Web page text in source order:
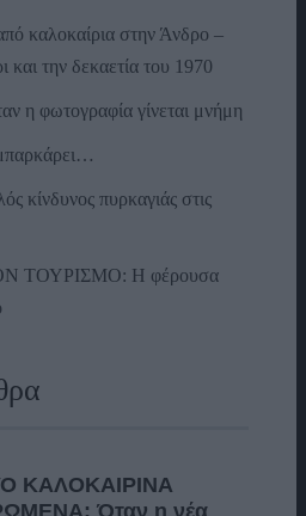
καλοκαίρια στην Άνδρο –
και την δεκαετία του 1970
φωτογραφία γίνεται μνήμη
πυρκαγιάς στις
ΤΟΥΡΙΣΜΟ: Η φέρουσα
ΚΑΛΟΚΑΙΡΙΝΑ